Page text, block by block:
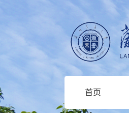
首页